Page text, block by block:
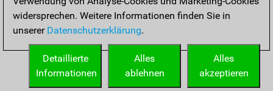
widersprechen. Weitere Informationen finden Sie in
unserer Datenschutzerklärung.
Alles
akzeptieren
Alles
ablehnen
Detaillierte
Informationen